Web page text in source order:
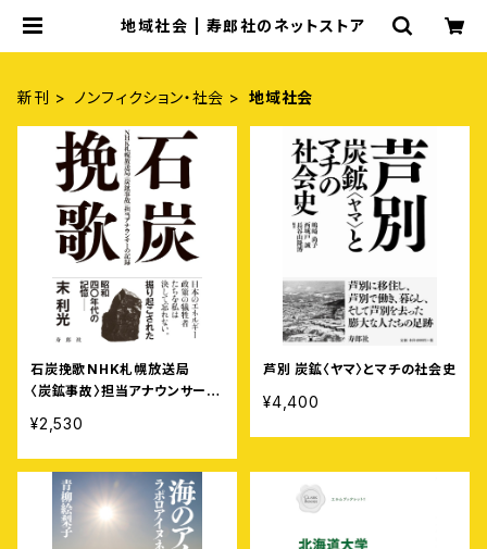
地域社会 | 寿郎社のネットストア
新刊 ノンフィクション・社会 地域社会
石炭挽歌⸺NHK札幌放送局
〈炭鉱事故〉担当アナウンサーの
¥2,530
芦別 炭鉱〈ヤマ〉とマチの社会史
¥4,400